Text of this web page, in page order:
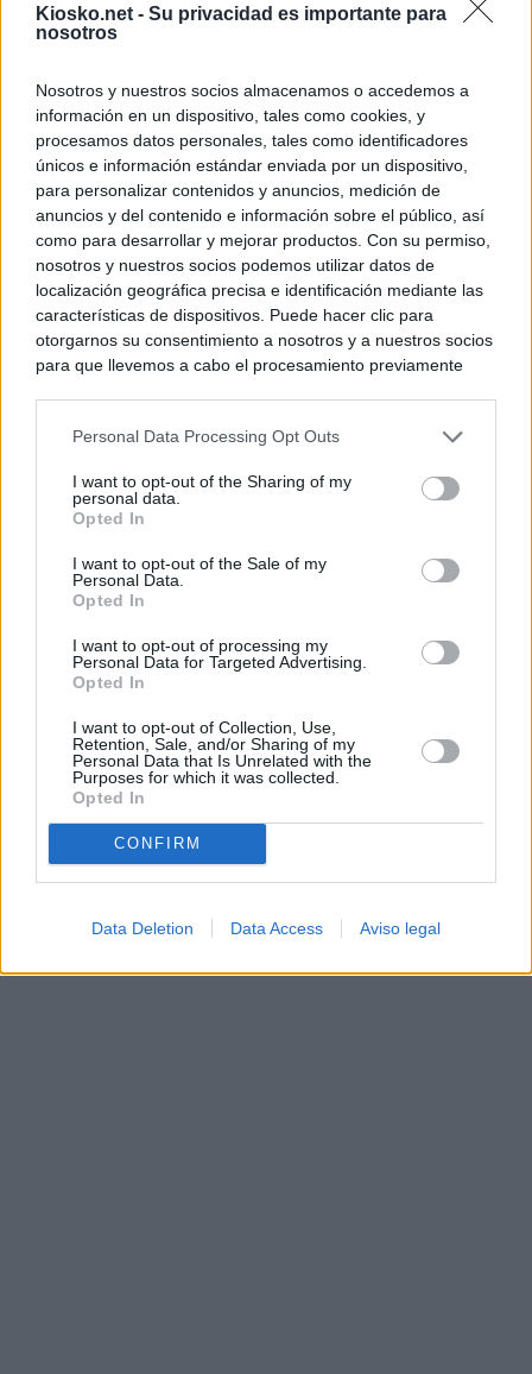
Kiosko.net - Su privacidad es importante para
nosotros
Nosotros y nuestros socios almacenamos o accedemos a
información en un dispositivo, tales como cookies, y
procesamos datos personales, tales como identificadores
únicos e información estándar enviada por un dispositivo,
para personalizar contenidos y anuncios, medición de
anuncios y del contenido e información sobre el público, así
como para desarrollar y mejorar productos. Con su permiso,
nosotros y nuestros socios podemos utilizar datos de
localización geográfica precisa e identificación mediante las
características de dispositivos. Puede hacer clic para
otorgarnos su consentimiento a nosotros y a nuestros socios
para que llevemos a cabo el procesamiento previamente
negar su consentimiento. Tenga en cuenta que algún
de su consentimiento, pero usted tiene el derecho de
rechazar tal procesamiento. Sus preferencias se aplicarán
cualquier momento entrando de nuevo en este sitio web o
visitando nuestra política de privacidad.
Personal Data Processing Opt Outs
I want to opt-out of the Sharing of my
personal data.
Opted In
I want to opt-out of the Sale of my
Personal Data.
Opted In
I want to opt-out of processing my
Personal Data for Targeted Advertising.
Opted In
I want to opt-out of Collection, Use,
Retention, Sale, and/or Sharing of my
Personal Data that Is Unrelated with the
Purposes for which it was collected.
Opted In
CONFIRM
Data Deletion Data Access Aviso legal